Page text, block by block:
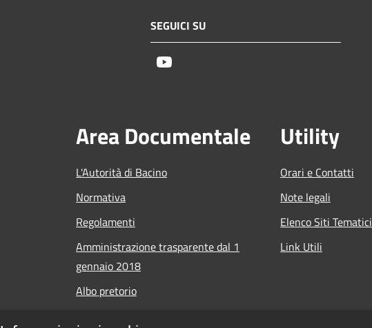
SEGUICI SU
Area Documentale
L'Autorità di Bacino
Normativa
Regolamenti
Amministrazione trasparente dal 1
gennaio 2018
Albo pretorio
Utility
Orari e Contatti
Note legali
Elenco Siti Tematici
Link Utili